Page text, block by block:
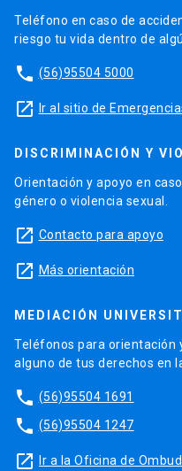
Teléfono en caso de
riesgo tu vida dentro de
phone (56)95504 5000
launch Ir al sitio de
DISCRIMINACIÓN Y
Orientación y apoyo en
género o violencia sexual.
launch Contacto para apoyo
launch Más orientación
MEDIACIÓN
Teléfonos para orientación
alguno de tus derechos en
phone (56)95504 1691
phone (56)95504 1247
launch Ir a la Oficina de